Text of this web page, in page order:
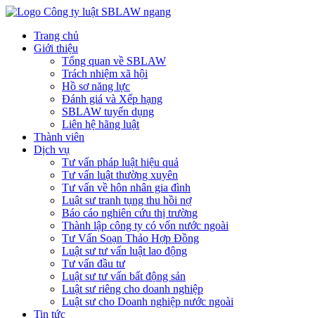
Trang chủ
Giới thiệu
Tổng quan về SBLAW
Trách nhiệm xã hội
Hồ sơ năng lực
Đánh giá và Xếp hạng
SBLAW tuyển dụng
Liên hệ hãng luật
Thành viên
Dịch vụ
Tư vấn pháp luật hiệu quả
Tư vấn luật thường xuyên
Tư vấn về hôn nhân gia đình
Luật sư tranh tụng thu hồi nợ
Báo cáo nghiên cứu thị trường
Thành lập công ty có vốn nước ngoài
Tư Vấn Soạn Thảo Hợp Đồng
Luật sư tư vấn luật lao động
Tư vấn đầu tư
Luật sư tư vấn bất động sản
Luật sư riêng cho doanh nghiệp
Luật sư cho Doanh nghiệp nước ngoài
Tin tức